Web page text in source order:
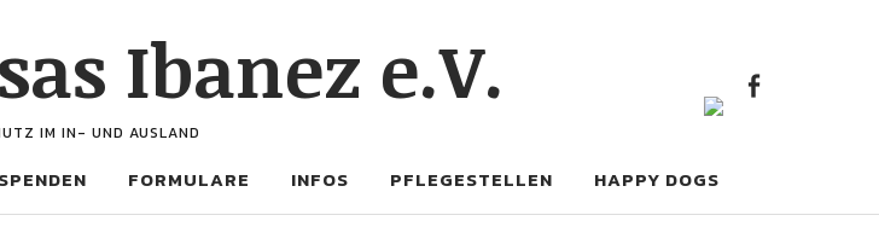
Ibanez e.V.
IM IN- UND AUSLAND
SPENDEN FORMULARE INFOS PFLEGESTELLEN HAPPY DOGS